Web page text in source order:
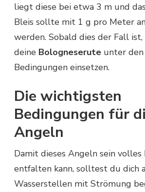
liegt diese bei etwa 3 m und
Bleis sollte mit 1 g pro Meter
werden. Sobald dies der Fall
deine Bologneserute unter
Bedingungen einsetzen.
Die wichtigsten
Bedingungen für
Angeln
Damit dieses Angeln sein volles
entfalten kann, solltest du dich
Wasserstellen mit Strömung